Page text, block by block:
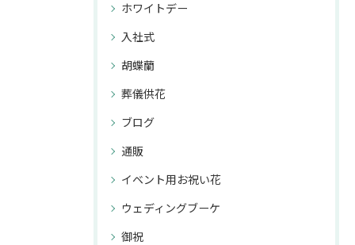
ホワイトデー
入社式
胡蝶蘭
葬儀供花
ブログ
通販
イベント用お祝い花
ウェディングブーケ
御祝